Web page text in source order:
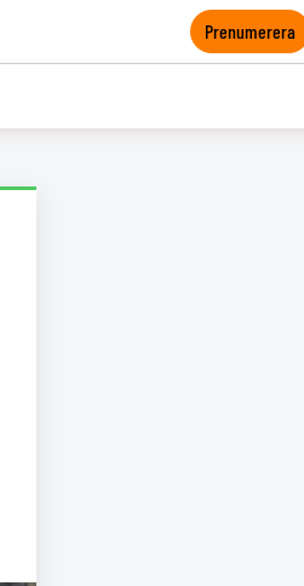
Prenumerera